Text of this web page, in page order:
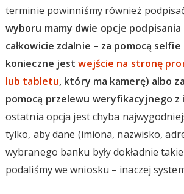
terminie powinniśmy również
wyboru mamy dwie opcje podpisania
całkowicie zdalnie – za pomocą
konieczne jestwejście na stronę
lub tabletu, który ma kamerę) albo za
pomocą przelewu weryfikacyjnego z
ostatnia opcja jest chyba
tylko, aby dane (imiona, nazwisko,
wybranego banku były dokładnie
podaliśmy we wniosku – inaczej